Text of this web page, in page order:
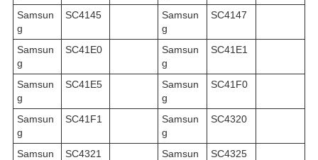
Samsun
g
SC4145
Samsun
g
SC4147
Samsun
g
SC41E0
Samsun
g
SC41E1
Samsun
g
SC41E5
Samsun
g
SC41F0
Samsun
g
SC41F1
Samsun
g
SC4320
Samsun
SC4321
Samsun
SC4325